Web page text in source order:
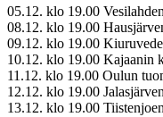
05.12. klo 19.00
08.12. klo 19.00
09.12. klo 19.00
10.12. klo 19.00 Kajaanin
11.12. klo 19.00 Oulun
12.12. klo 19.00
13.12. klo 19.00